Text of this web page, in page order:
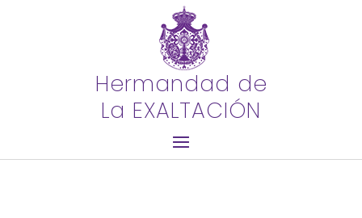
Hermandad de
La EXALTACIÓN